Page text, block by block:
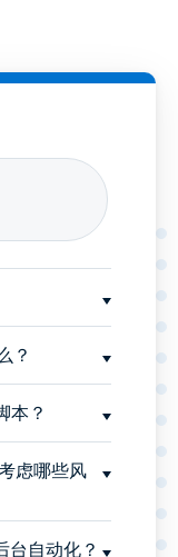
？
本？
虑哪些风
自动化？